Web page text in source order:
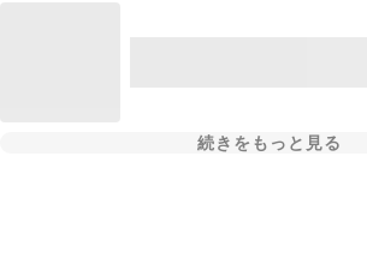
続きをもっと見る